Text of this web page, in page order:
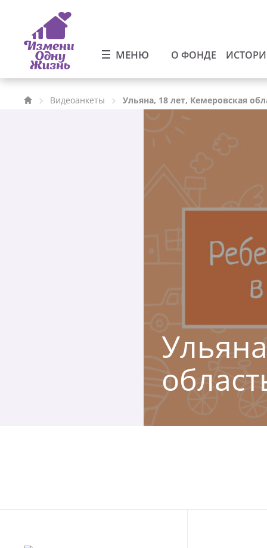
МЕНЮ О ФОНДЕ
Видеоанкеты Ульяна, 18 лет, Кемеровская